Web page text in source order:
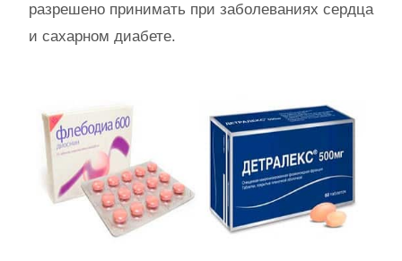
разрешено принимать при заболеваниях сердца
и сахарном диабете.